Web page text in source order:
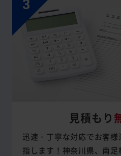
見積もり
迅速・丁寧な対応でお客
指します！神奈川県、南足